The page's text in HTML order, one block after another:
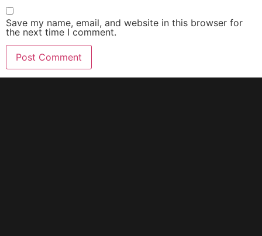
Save my name, email, and website in this browser for
the next time I comment.